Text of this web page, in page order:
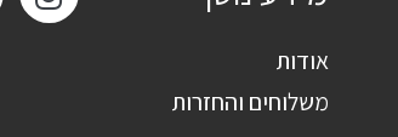
אודות
משלוחים והחזרות